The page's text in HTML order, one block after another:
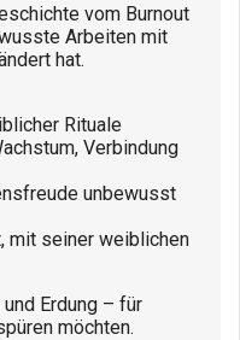
vom Burnout
Arbeiten mit
hat.
Rituale
Verbindung
unbewusst
mit seiner weiblichen
Erdung – für
möchten.